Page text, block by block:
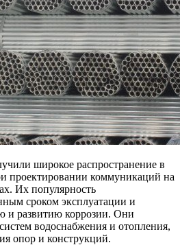
широкое распространение в
проектировании коммуникаций на
Их популярность
сроком эксплуатации и
и развитию коррозии. Они
водоснабжения и отопления,
опор и конструкций.